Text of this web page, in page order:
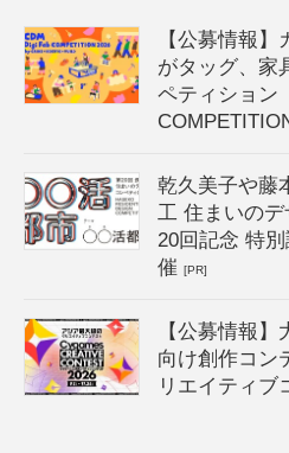
【公募情報
がタッグ、家
ペティション
乾久美子や藤
工 住まいの
20回記念 特
催[PR]
【公募情報
向け創作コン
リエイティブ